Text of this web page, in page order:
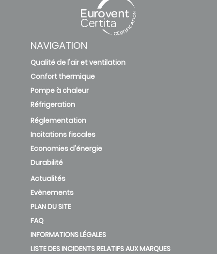
NAVIGATION
Qualité de l'air et ventilation
Confort thermique
Pompe à chaleur
Réfrigeration
Réglementation
Incitations fiscales
Economies d'énergie
Durabilité
Actualités
Evènements
PLAN DU SITE
FAQ
INFORMATIONS LÉGALES
LISTE DES INCIDENTS RELATIFS AUX MARQUES